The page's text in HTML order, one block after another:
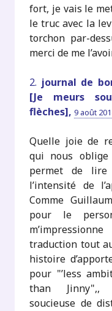
fort, je vais le
le truc avec la
torchon par-
merci de me
2. journal de
[Je meurs
flèches],9 août
Quelle joie de
qui nous
permet de lire
l’intensité de
Comme
pour le
traduction tout
histoire
pour "’less
than Jinny",,
soucieuse de